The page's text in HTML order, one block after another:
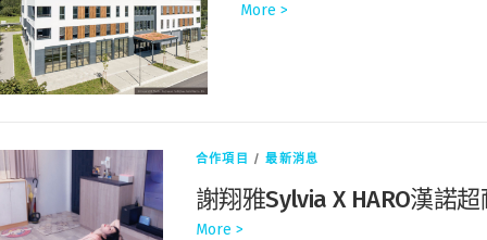
More >
合作項目 /最新消息
謝翔雅Sylvia X HARO漢諾
More >